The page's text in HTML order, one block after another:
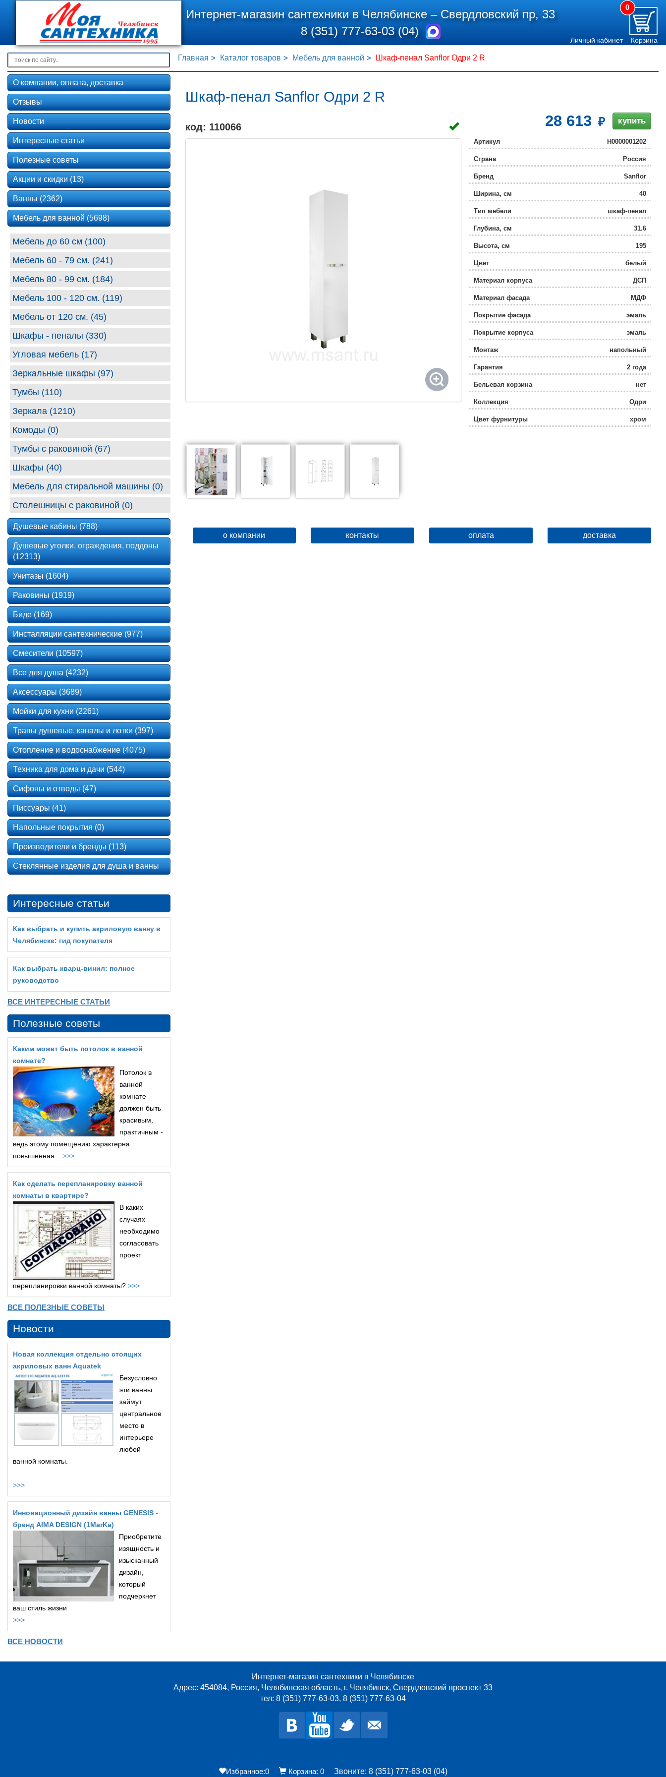
Интернет-магазин сантехники в Челябинске –Свердловский пр, 33
8 (351) 777-63-03 (04)
0
Личный кабинет Корзина
Главная Каталог товаров Мебель для ванной Шкаф-пенал Sanflor Одри 2 R
Шкаф-пенал Sanflor Одри 2 R
код: 110066 28 613 купить
Артикул Н0000001202
Страна Россия
Бренд Sanflor
Ширина, см 40
Тип мебели шкаф-пенал
Глубина, см 31.6
Высота, см 195
Цвет белый
Материал корпуса ДСП
Материал фасада МДФ
Покрытие фасада эмаль
Покрытие корпуса эмаль
Монтаж напольный
Гарантия 2 года
Бельевая корзина нет
Коллекция Одри
Цвет фурнитуры хром
о компании контакты оплата доставка
О компании, оплата, доставка
Отзывы
Новости
Интересные статьи
Полезные советы
Акции и скидки (13)
Ванны (2362)
Мебель для ванной (5698)
Мебель до 60 см (100)
Мебель 60 - 79 см. (241)
Мебель 80 - 99 cм. (184)
Мебель 100 - 120 см. (119)
Мебель от 120 см. (45)
Шкафы - пеналы (330)
Угловая мебель (17)
Зеркальные шкафы (97)
Тумбы (110)
Зеркала (1210)
Комоды (0)
Тумбы с раковиной (67)
Шкафы (40)
Мебель для стиральной машины (0)
Столешницы с раковиной (0)
Душевые кабины (788)
Душевые уголки, ограждения, поддоны
(12313)
Унитазы (1604)
Раковины (1919)
Биде (169)
Инсталляции сантехнические (977)
Смесители (10597)
Все для душа (4232)
Аксессуары (3689)
Мойки для кухни (2261)
Трапы душевые, каналы и лотки (397)
Отопление и водоснабжение (4075)
Техника для дома и дачи (544)
Сифоны и отводы (47)
Писсуары (41)
Напольные покрытия (0)
Производители и бренды (113)
Стеклянные изделия для душа и ванны
Интересные статьи
Как выбрать и купить акриловую ванну в
Челябинске: гид покупателя
Как выбрать кварц‑винил: полное
руководство
ВСЕ ИНТЕРЕСНЫЕ СТАТЬИ
Полезные советы
Каким может быть потолок в ванной
комнате?
Потолок в
ванной
комнате
должен быть
красивым,
практичным -
ведь этому помещению характерна
повышенная... >>>
Как сделать перепланировку ванной
комнаты в квартире?
В каких
случаях
необходимо
согласовать
проект
перепланировки ванной комнаты? >>>
ВСЕ ПОЛЕЗНЫЕ СОВЕТЫ
Новости
Новая коллекция отдельно стоящих
акриловых ванн Aquatek
Безусловно
эти ванны
займут
центральное
место в
интерьере
любой
ванной комнаты.
>>>
Инновационный дизайн ванны GENESIS -
бренд AIMA DESIGN (1MarKa)
Приобретите
изящность и
изысканный
дизайн,
который
подчеркнет
ваш стиль жизни
>>>
ВСЕ НОВОСТИ
Интернет-магазин сантехники в Челябинске
Адрес: 454084, Россия, Челябинская область, г. Челябинск, Свердловский проспект 33
тел: 8 (351) 777-63-03, 8 (351) 777-63-04
Избранное:0 Корзина: 0 Звоните: 8 (351) 777-63-03 (04)